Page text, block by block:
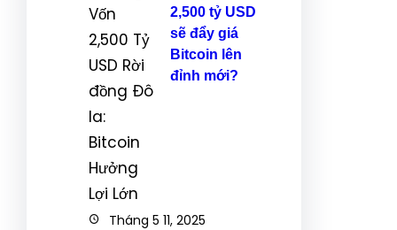
2,500 tỷ USD
sẽ đẩy giá
Bitcoin lên
đỉnh mới?
Tháng 5 11, 2025